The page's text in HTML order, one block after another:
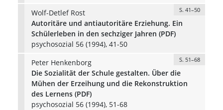
Wolf-Detlef Rost
S. 41–50
Autoritäre und antiautoritäre Erziehung. Ein
Schülerleben in den sechziger Jahren (PDF)
psychosozial 56 (1994), 41-50
Peter Henkenborg
S. 51–68
Die Sozialität der Schule gestalten. Über die
Mühen der Erzeihung und die Rekonstruktion
des Lernens (PDF)
psychosozial 56 (1994), 51-68